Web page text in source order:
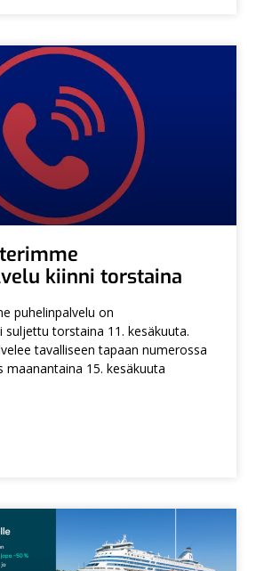
kiinni torstaina
puhelinpalvelu on
suljettu torstaina 11. kesäkuuta.
tavalliseen tapaan numerossa
maanantaina 15. kesäkuuta